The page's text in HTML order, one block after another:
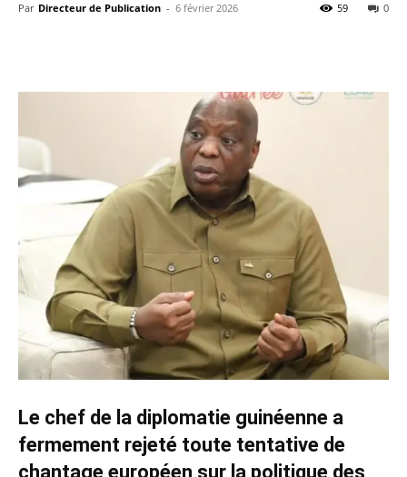
Par Directeur de Publication - 6 février 2026 0
59
Le chef de la diplomatie guinéenne a
fermement rejeté toute tentative de
chantage européen sur la politique des